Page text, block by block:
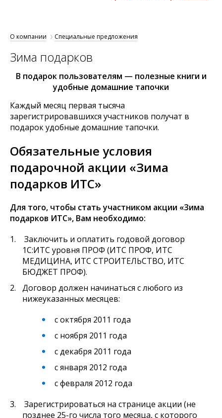
О компании Специальные предложения
Зима подарков
В подарок пользователям — полезные книги и
удобные домашние тапочки
Каждый месяц первая тысяча
зарегистрировавшихся участников получат в
подарок удобные домашние тапочки.
Обязательные условия
подарочной акции «Зима
подарков ИТС»
Для того, чтобы стать участником акции «Зима
подарков ИТС», Вам необходимо:
Заключить и оплатить годовой договор
1С:ИТС уровня ПРОФ (ИТС ПРОФ, ИТС
МЕДИЦИНА, ИТС СТРОИТЕЛЬСТВО, ИТС
БЮДЖЕТ ПРОФ).
Договор должен начинаться с любого из
нижеуказанных месяцев:
с октября 2011 года
с ноября 2011 года
с декабря 2011 года
с января 2012 года
с февраля 2012 года
Зарегистрироваться на странице акции (не
позднее 25-го числа того месяца, с которого